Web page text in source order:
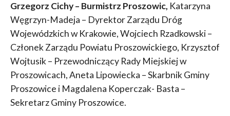
Grzegorz Cichy – Burmistrz Proszowic, Katarzyna
Węgrzyn-Madeja – Dyrektor Zarządu Dróg
Wojewódzkich w Krakowie, Wojciech Rzadkowski –
Członek Zarządu Powiatu Proszowickiego, Krzysztof
Wojtusik – Przewodniczący Rady Miejskiej w
Proszowicach, Aneta Lipowiecka – Skarbnik Gminy
Proszowice i Magdalena Koperczak- Basta –
Sekretarz Gminy Proszowice.